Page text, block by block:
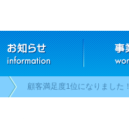
顧客満足度1位になりました！